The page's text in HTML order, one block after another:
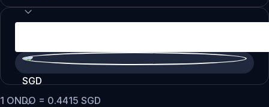
SGD
1 ONDO = 0.4415 SGD